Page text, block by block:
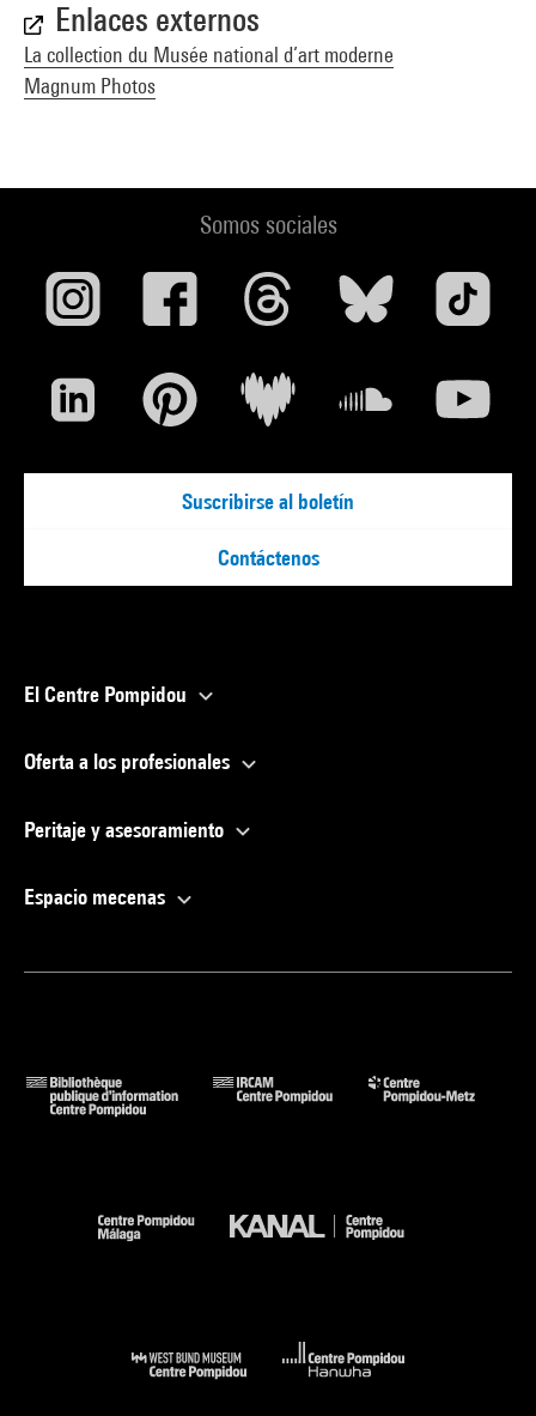
Enlaces externos
La collection du Musée national d’art moderne
Magnum Photos
Somos sociales
Suscribirse al boletín
Contáctenos
El Centre Pompidou
Oferta a los profesionales
Peritaje y asesoramiento
Espacio mecenas